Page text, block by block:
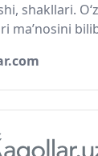
shakllari.
ma’nosini